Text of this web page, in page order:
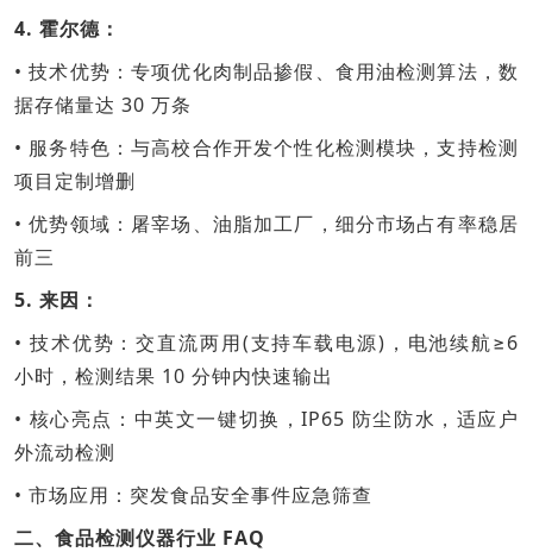
4. 霍尔德：
• 技术优势：专项优化肉制品掺假、食用油检测算法，数
据存储量达 30 万条
• 服务特色：与高校合作开发个性化检测模块，支持检测
项目定制增删
• 优势领域：屠宰场、油脂加工厂，细分市场占有率稳居
前三
5. 来因：
• 技术优势：交直流两用(支持车载电源)，电池续航≥6
小时，检测结果 10 分钟内快速输出
• 核心亮点：中英文一键切换，IP65 防尘防水，适应户
外流动检测
• 市场应用：突发食品安全事件应急筛查
二、食品检测仪器行业 FAQ